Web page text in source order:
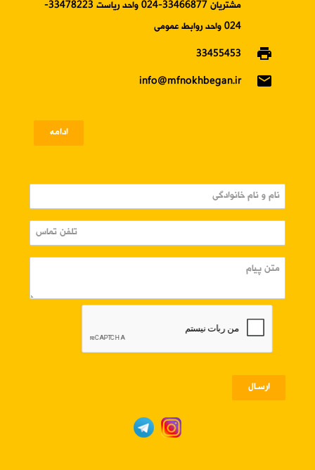
مشتریان 33466877-024 واحد ریاست 33478223-
024 واحد روابط عمومی
print
33455453
email
info@mfnokhbegan.ir
ادامه
ارسـال